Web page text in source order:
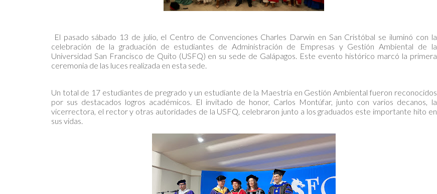
El pasado sábado 13 de julio, el Centro de Convenciones Charles Darwin en San Cristóbal se iluminó con la
celebración de la graduación de estudiantes de Administración de Empresas y Gestión Ambiental de la
Universidad San Francisco de Quito (USFQ) en su sede de Galápagos. Este evento histórico marcó la primera
ceremonia de las luces realizada en esta sede.
Un total de 17 estudiantes de pregrado y un estudiante de la Maestría en Gestión Ambiental fueron reconocidos
por sus destacados logros académicos. El invitado de honor, Carlos Montúfar, junto con varios decanos, la
vicerrectora, el rector y otras autoridades de la USFQ, celebraron junto a los graduados este importante hito en
sus vidas.